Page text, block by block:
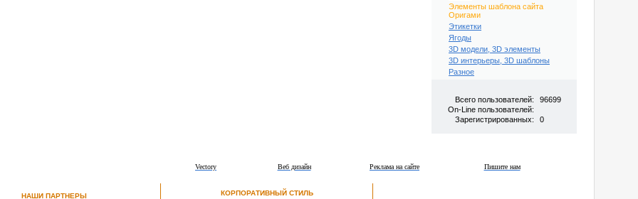
Элементы шаблона сайта
Оригами
Этикетки
Ягоды
3D модели, 3D элементы
3D интерьеры, 3D шаблоны
Разное
Всего пользователей:
96699
On-Line пользователей:
Зарегистрированных:
0
Пишите нам
Реклама на сайте
Веб дизайн
Vectory
НАШИ ПАРТНЕРЫ КОРПОРАТИВНЫЙ СТИЛЬ